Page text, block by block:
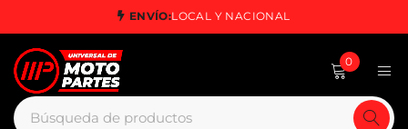
ENVÍO:LOCAL Y NACIONAL
0